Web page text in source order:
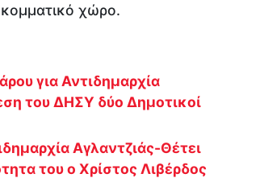
χώρο.
για Αντιδημαρχία
του ΔΗΣΥ δύο Δημοτικοί
Αγλαντζιάς-Θέτει
του ο Χρίστος Λιβέρδος